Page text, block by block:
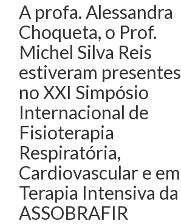
A profa. Alessandra
Choqueta, o Prof.
Michel Silva Reis
estiveram presentes
no XXI Simpósio
Internacional de
Fisioterapia
Respiratória,
Cardiovascular e em
Terapia Intensiva da
ASSOBRAFIR